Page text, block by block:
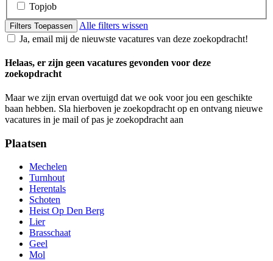
Topjob
Filters Toepassen
Alle filters wissen
Ja, email mij de nieuwste vacatures van deze zoekopdracht!
Helaas, er zijn geen vacatures gevonden voor deze
zoekopdracht
Maar we zijn ervan overtuigd dat we ook voor jou een geschikte
baan hebben. Sla hierboven je zoekopdracht op en ontvang nieuwe
vacatures in je mail of pas je zoekopdracht aan
Plaatsen
Mechelen
Turnhout
Herentals
Schoten
Heist Op Den Berg
Lier
Brasschaat
Geel
Mol